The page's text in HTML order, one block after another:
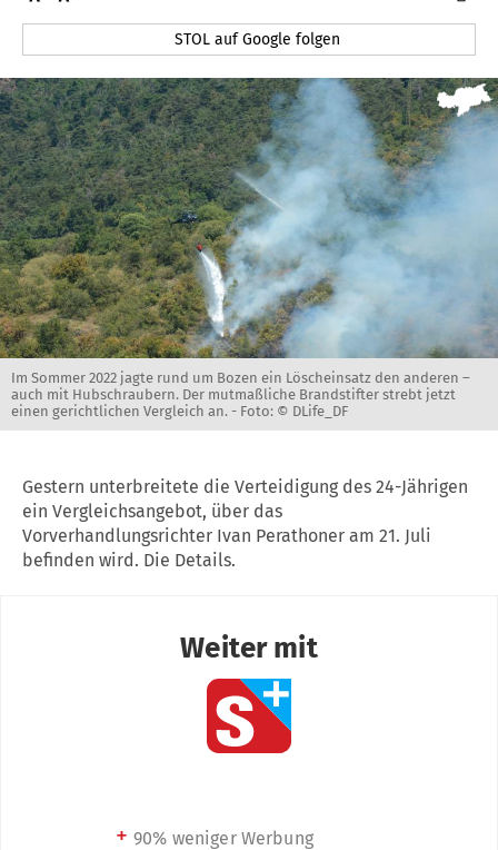
STOL auf Google folgen
Im Sommer 2022 jagte rund um Bozen ein Löscheinsatz den anderen –
auch mit Hubschraubern. Der mutmaßliche Brandstifter strebt jetzt
einen gerichtlichen Vergleich an. - Foto: © DLife_DF
Gestern unterbreitete die Verteidigung des 24-Jährigen
ein Vergleichsangebot, über das
Vorverhandlungsrichter Ivan Perathoner am 21. Juli
befinden wird. Die Details.